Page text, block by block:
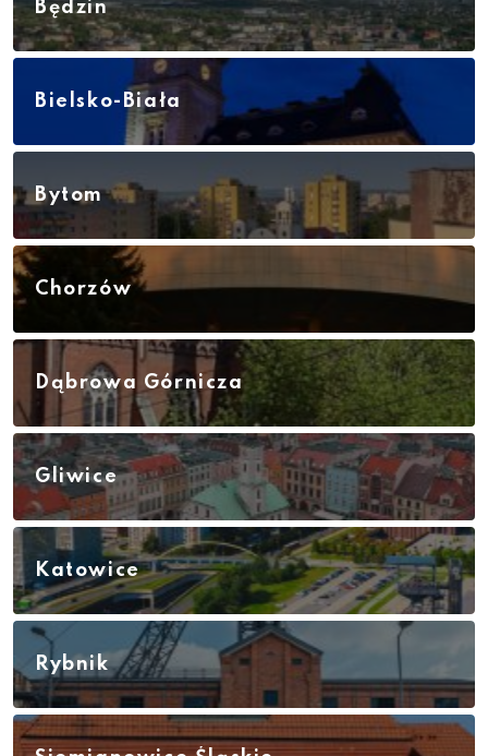
Będzin
Bielsko-Biała
Bytom
Chorzów
Dąbrowa Górnicza
Gliwice
Katowice
Rybnik